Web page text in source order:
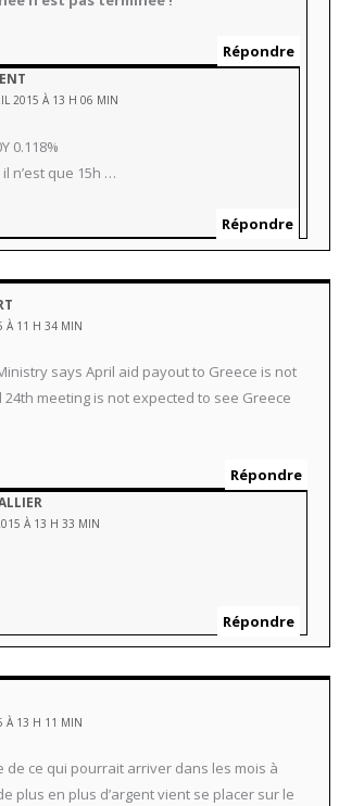
Répondre
2015 À 13 H 06 MIN
0.118%
n’est que 15h …
Répondre
À 11 H 34 MIN
says April aid payout to Greece is not
meeting is not expected to see Greece
Répondre
À 13 H 33 MIN
Répondre
À 13 H 11 MIN
de ce qui pourrait arriver dans les mois à
plus en plus d’argent vient se placer sur le